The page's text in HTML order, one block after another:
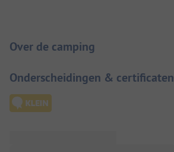
Over de camping
Onderscheidingen & certificaten